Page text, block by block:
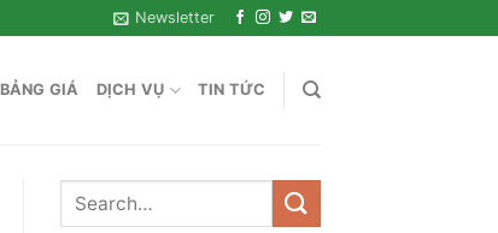
Newsletter
BẢNG GIÁ DỊCH VỤ TIN TỨC